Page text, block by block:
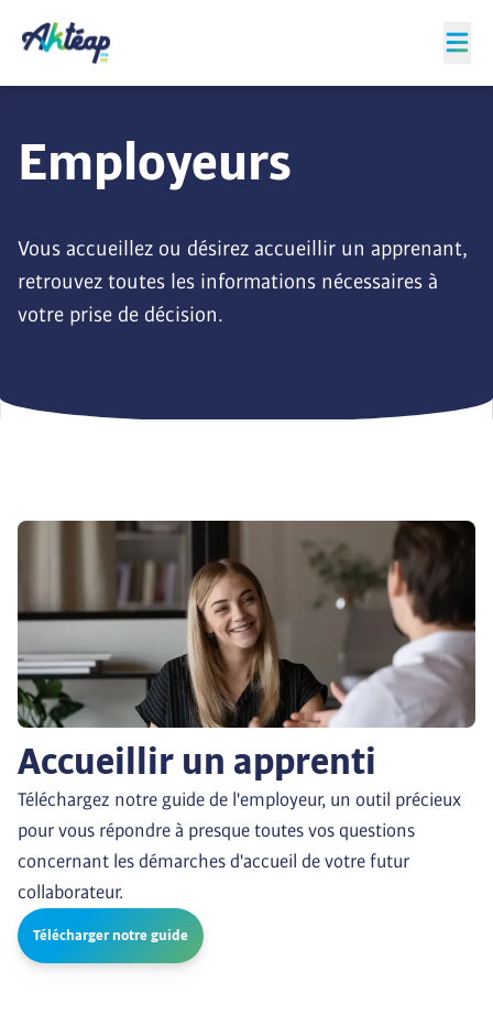
Employeurs
Vous accueillez ou désirez accueillir un apprenant,
retrouvez toutes les informations nécessaires à
votre prise de décision.
Accueillir un apprenti
Téléchargez notre guide de l'employeur, un outil précieux
pour vous répondre à presque toutes vos questions
concernant les démarches d'accueil de votre futur
collaborateur.
Télécharger notre guide